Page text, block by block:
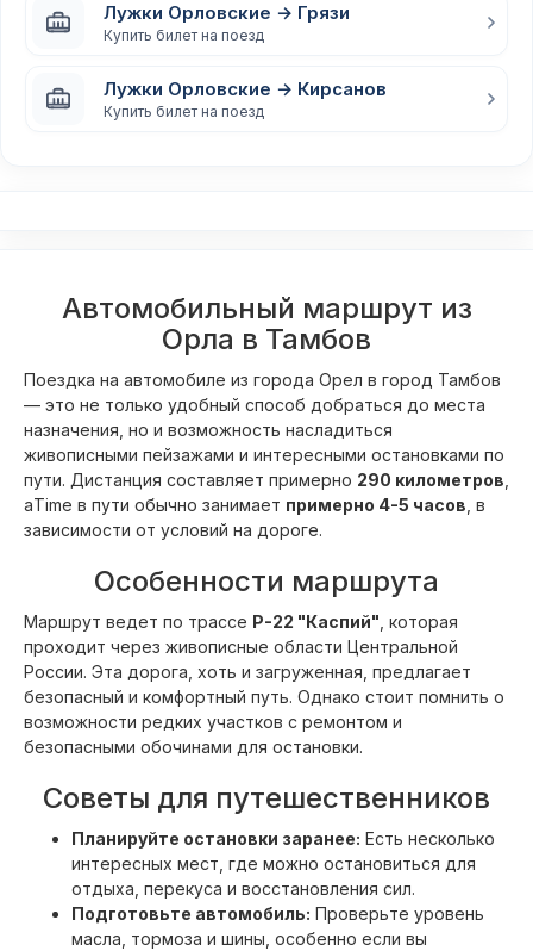
Лужки Орловские → Грязи
Купить билет на поезд
Лужки Орловские → Кирсанов
Купить билет на поезд
Автомобильный маршрут из
Орла в Тамбов
Поездка на автомобиле из города Орел в город Тамбов
— это не только удобный способ добраться до места
назначения, но и возможность насладиться
живописными пейзажами и интересными остановками по
пути. Дистанция составляет примерно 290 километров
аTime в пути обычно занимает примерно 4-5 часов , в
зависимости от условий на дороге.
Особенности маршрута
Маршрут ведет по трассе Р-22 "Каспий" , которая
проходит через живописные области Центральной
России. Эта дорога, хоть и загруженная, предлагает
безопасный и комфортный путь. Однако стоит помнить о
возможности редких участков с ремонтом и
безопасными обочинами для остановки.
Советы для путешественников
Планируйте остановки заранее: Есть несколько
интересных мест, где можно остановиться для
отдыха, перекуса и восстановления сил.
Подготовьте автомобиль: Проверьте уровень
масла, тормоза и шины, особенно если вы